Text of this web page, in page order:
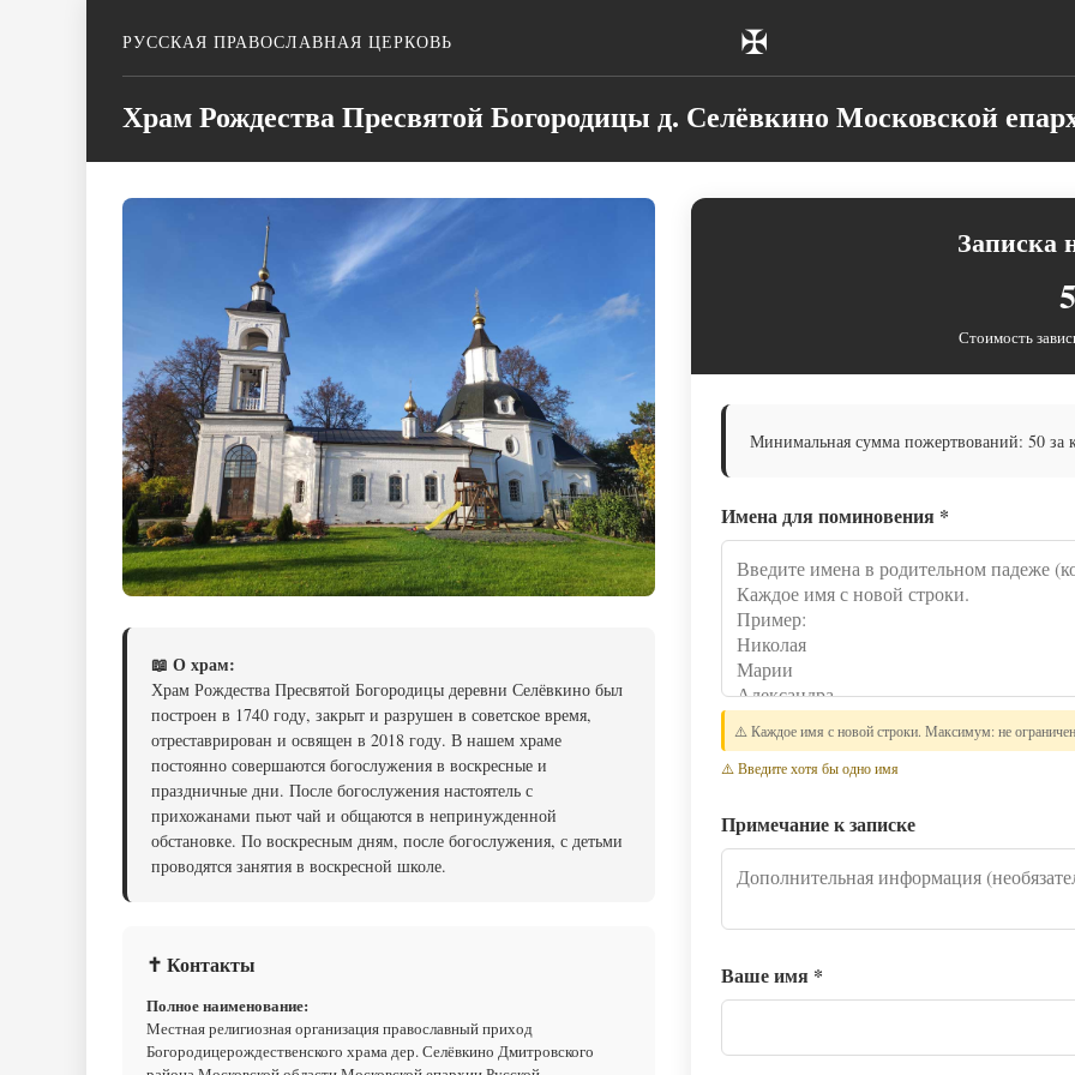
РУССКАЯ ПРАВОСЛАВНАЯ ЦЕРКОВЬ ✠
Храм Рождества Пресвятой Богородицы д. Селёвкино Московской
📖 О храм:
Храм Рождества Пресвятой Богородицы деревни Селёвкино был
построен в 1740 году, закрыт и разрушен в советское время,
отреставрирован и освящен в 2018 году. В нашем храме
постоянно совершаются богослужения в воскресные и
праздничные дни. После богослужения настоятель с
прихожанами пьют чай и общаются в непринужденной
обстановке. По воскресным дням, после богослужения, с детьми
проводятся занятия в воскресной школе.
✝ Контакты
Полное наименование:
Местная религиозная организация православный приход
Богородицерождественского храма дер. Селёвкино Дмитровского
Записка
Стоимость
Минимальная сумма пожертвований: 50 за
Имена для поминовения *
⚠️ Каждое имя с новой строки. Максимум: не
⚠️ Введите хотя бы одно имя
Примечание к записке
Ваше имя *